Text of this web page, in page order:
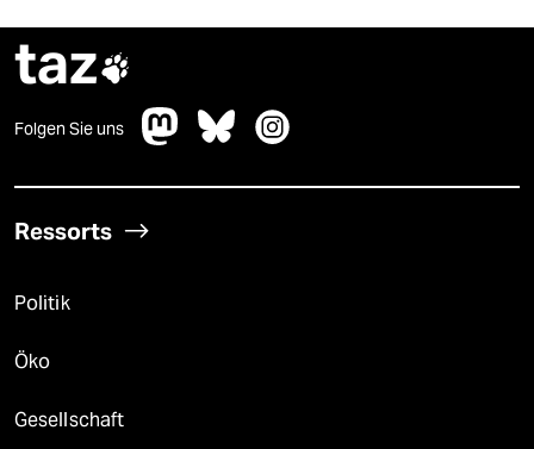
taz
Folgen Sie uns
Ressorts
Politik
Öko
Gesellschaft